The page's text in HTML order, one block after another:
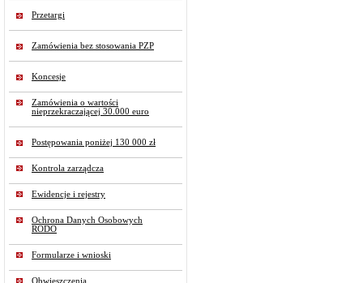
Przetargi
Zamówienia bez stosowania PZP
Koncesje
Zamówienia o wartości
nieprzekraczającej 30.000 euro
Postępowania poniżej 130 000 zł
Kontrola zarządcza
Ewidencje i rejestry
Ochrona Danych Osobowych
RODO
Formularze i wnioski
Obwieszczenia